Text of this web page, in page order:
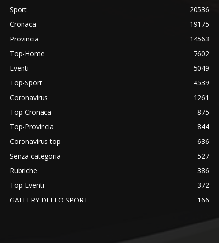
Sport
20536
Cronaca
19175
Provincia
14563
Top-Home
7602
Eventi
5049
Top-Sport
4539
Coronavirus
1261
Top-Cronaca
875
Top-Provincia
844
Coronavirus top
636
Senza categoria
527
Rubriche
386
Top-Eventi
372
GALLERY DELLO SPORT
166